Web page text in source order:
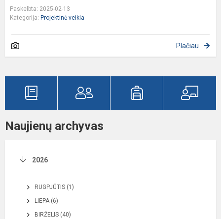
Paskelbta: 2025-02-13
Kategorija: Projektinė veikla
Plačiau
Naujienų archyvas
2026
RUGPJŪTIS (1)
LIEPA (6)
BIRŽELIS (40)